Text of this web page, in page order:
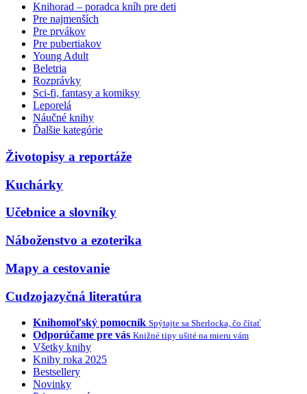
Knihorad – poradca kníh pre deti
Pre najmenších
Pre prvákov
Pre pubertiakov
Young Adult
Beletria
Rozprávky
Sci-fi, fantasy a komiksy
Leporelá
Náučné knihy
Ďalšie kategórie
Životopisy a reportáže
Kuchárky
Učebnice a slovníky
Náboženstvo a ezoterika
Mapy a cestovanie
Cudzojazyčná literatúra
Knihomoľský pomocník Spýtajte sa Sherlocka, čo čítať
Odporúčame pre vás Knižné tipy ušité na mieru vám
Všetky knihy
Knihy roka 2025
Bestsellery
Novinky